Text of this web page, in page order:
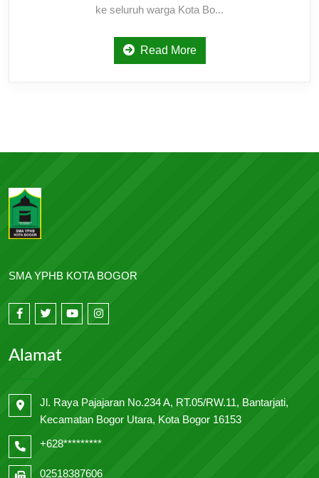
ke seluruh warga Kota Bo...
Read More
SMA YPHB KOTA BOGOR
Alamat
Jl. Raya Pajajaran No.234 A, RT.05/RW.11, Bantarjati,
Kecamatan Bogor Utara, Kota Bogor 16153
+628*********
02518387606